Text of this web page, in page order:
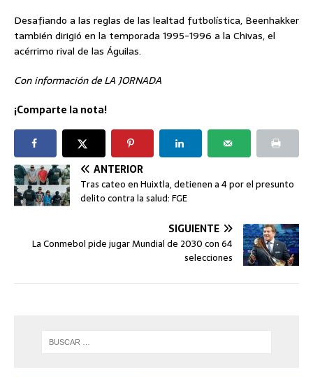
Desafiando a las reglas de las lealtad futbolística, Beenhakker
también dirigió en la temporada 1995-1996 a la Chivas, el
acérrimo rival de las Águilas.
Con información de LA JORNADA
¡Comparte la nota!
ANTERIOR
Tras cateo en Huixtla, detienen a 4 por el presunto
delito contra la salud: FGE
SIGUIENTE
La Conmebol pide jugar Mundial de 2030 con 64
selecciones